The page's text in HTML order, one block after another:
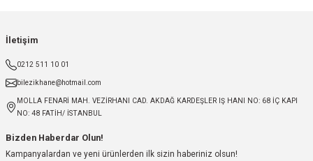
İletişim
0212 511 10 01
bilezikhane@hotmail.com
MOLLA FENARİ MAH. VEZİRHANI CAD. AKDAĞ KARDEŞLER IŞ HANI NO: 68 İÇ KAPI
NO: 48 FATİH/ İSTANBUL
Bizden Haberdar Olun!
Kampanyalardan ve yeni ürünlerden ilk sizin haberiniz olsun!